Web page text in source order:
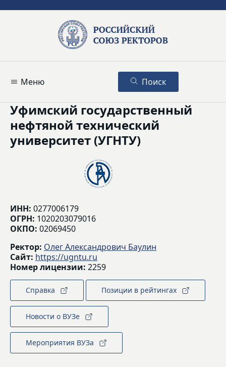
Меню Поиск
Уфимский государственный
нефтяной технический
университет (УГНТУ)
ИНН: 0277006179
ОГРН: 1020203079016
ОКПО: 02069450
Ректор: Олег Александрович Баулин
Сайт: https://ugntu.ru
Номер лицензии: 2259
Справка Позиции в рейтингах
Новости о ВУЗе
Мероприятия ВУЗа